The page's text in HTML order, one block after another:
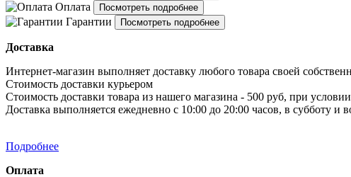
Оплата Посмотреть подробнее
Гарантии Посмотреть подробнее
Доставка
Интернет-магазин выполняет доставку любого товара своей
Стоимость доставки курьером
Стоимость доставки товара из нашего магазина - 500 руб, при
Доставка выполняется ежедневно с 10:00 до 20:00 часов, в субботу и
Подробнее
Оплата